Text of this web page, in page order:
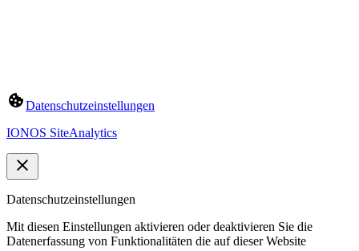
Datenschutzeinstellungen
IONOS SiteAnalytics
Datenschutzeinstellungen
Mit diesen Einstellungen aktivieren oder deaktivieren Sie die
Datenerfassung von Funktionalitäten die auf dieser Website